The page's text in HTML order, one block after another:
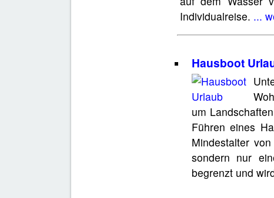
Individualreise. ...
Hausboot
um
Führen eines
Mindestalter
sondern nur
begrenzt und